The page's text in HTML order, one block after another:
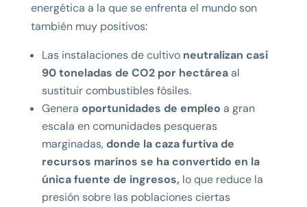
energética a la que se enfrenta el mundo son
también muy positivos:
Las instalaciones de cultivo neutralizan casi
90 toneladas de CO2 por hectáreaal
sustituir combustibles fósiles.
Genera oportunidades de empleo a gran
escala en comunidades pesqueras
marginadas,donde la caza furtiva de
recursos marinos se ha convertido en la
única fuente de ingresos, lo que reduce la
presión sobre las poblaciones ciertas